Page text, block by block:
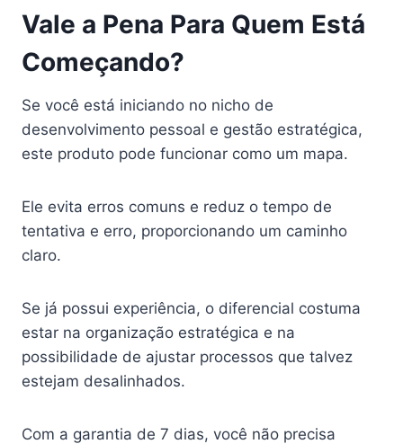
Vale a Pena Para Quem Está
Começando?
Se você está iniciando no nicho de
desenvolvimento pessoal e gestão estratégica,
este produto pode funcionar como um mapa.
Ele evita erros comuns e reduz o tempo de
tentativa e erro, proporcionando um caminho
claro.
Se já possui experiência, o diferencial costuma
estar na organização estratégica e na
possibilidade de ajustar processos que talvez
estejam desalinhados.
Com a garantia de 7 dias, você não precisa